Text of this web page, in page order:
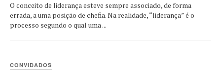
O conceito de liderança esteve sempre associado, de forma
errada, a uma posição de chefia. Na realidade, “liderança” é o
processo segundo o qual uma ...
CONVIDADOS